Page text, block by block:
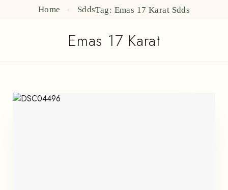
Home Sdds Tag: Emas 17 Karat Sdds
Emas 17 Karat